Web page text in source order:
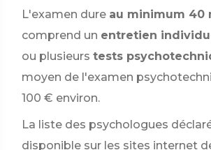
L'examen dure au minimum 40
comprend un entretien
ou plusieurs tests
moyen de l'examen
100 € environ.
La liste des psychologues
disponible sur les sites internet